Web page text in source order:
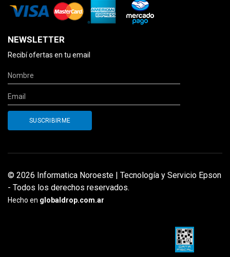
NEWSLETTER
Recibí ofertas en tu email
© 2026 Informatica Noroeste | Tecnología y Servicio Epson
- Todos los derechos reservados.
Hecho en globaldrop.com.ar